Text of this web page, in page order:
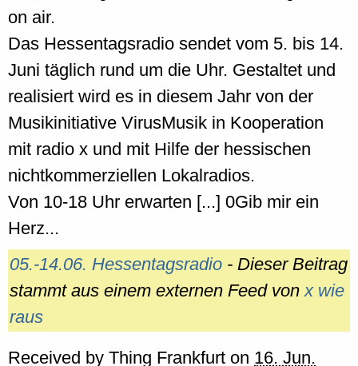
on air.
Das Hessentagsradio sendet vom 5. bis 14.
Juni täglich rund um die Uhr. Gestaltet und
realisiert wird es in diesem Jahr von der
Musikinitiative VirusMusik in Kooperation
mit radio x und mit Hilfe der hessischen
nichtkommerziellen Lokalradios.
Von 10-18 Uhr erwarten [...] 0Gib mir ein
Herz...
05.-14.06. Hessentagsradio - Dieser Beitrag
stammt aus einem externen Feed vonx wie
raus
Received by Thing Frankfurt on 16. Jun.